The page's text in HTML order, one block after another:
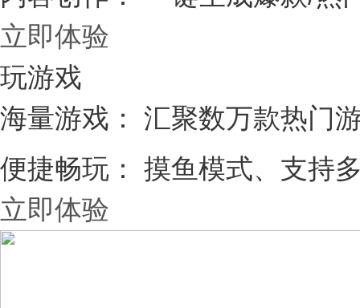
立即体验
玩游戏
海量游戏：
汇聚数万款热门
便捷畅玩：
摸鱼模式、支持
立即体验